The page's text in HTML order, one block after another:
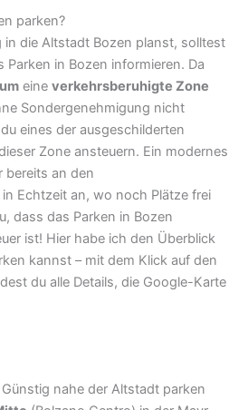
parken?
in die Altstadt Bozen planst, solltest
Parken in Bozen informieren. Da
eine verkehrsberuhigte Zone
Sondergenehmigung nicht
eines der ausgeschilderten
Zone ansteuern. Ein modernes
bereits an den
Echtzeit an, wo noch Plätze frei
dass das Parken in Bozen
ist! Hier habe ich den Überblick
kannst – mit dem Klick auf den
du alle Details, die Google-Karte
nahe der Altstadt parken